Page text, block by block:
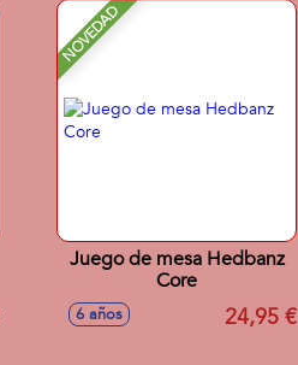
NOVEDAD
Juego de mesa Hedbanz
Core
6 años 24,95 €